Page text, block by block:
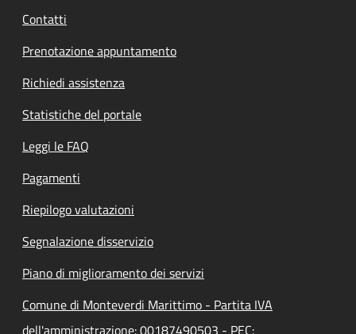
Contatti
Prenotazione appuntamento
Richiedi assistenza
Statistiche del portale
Leggi le FAQ
Pagamenti
Riepilogo valutazioni
Segnalazione disservizio
Piano di miglioramento dei servizi
Comune di Monteverdi Marittimo - Partita IVA
dell'amministrazione: 00187490503 - PEC: